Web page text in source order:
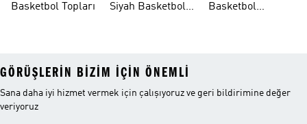
Basketbol Topları
Siyah Basketbol
Ayakkabıları
Basketbol
GÖRÜŞLERIN BIZIM IÇIN ÖNEMLI
Sana daha iyi hizmet vermek için çalışıyoruz ve geri bildirimine değer
veriyoruz